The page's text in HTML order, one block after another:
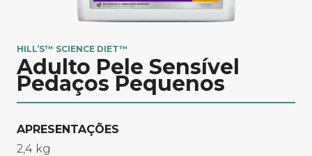
HILL’S™ SCIENCE DIET™
Adulto Pele Sensível
Pedaços Pequenos
APRESENTAÇÕES​
2,4 kg